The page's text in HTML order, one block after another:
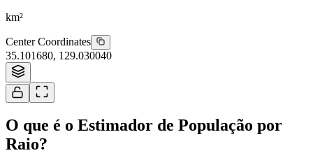
km²
Center Coordinates
35.101680, 129.030040
O que é o Estimador de População por
Raio?